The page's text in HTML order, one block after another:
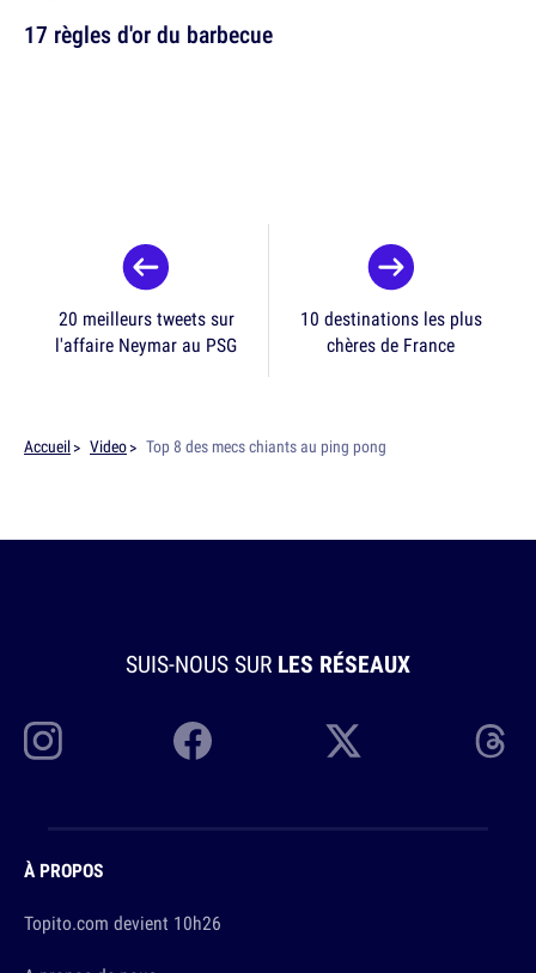
17 règles d'or du barbecue
20 meilleurs tweets sur
l'affaire Neymar au PSG
10 destinations les plus
chères de France
Accueil Video Top 8 des mecs chiants au ping pong
SUIS-NOUS SUR LES RÉSEAUX
À PROPOS
Topito.com devient 10h26